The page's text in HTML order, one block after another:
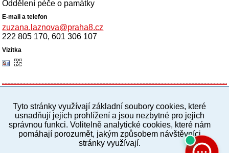
Oddělení péče o památky
zuzana.laznova@praha8.cz
222 805 170, 601 306 107
PC verze ENG
Povinné a praktické informace
Tyto stránky využívají základní soubory cookies, které
usnadňují jejich prohlížení a jsou nezbytné pro jejich
správnou funkci. Volitelně analytické cookies, které nám
pomáhají porozumět, jakým způsobem návštěvníci
stránky využívají.